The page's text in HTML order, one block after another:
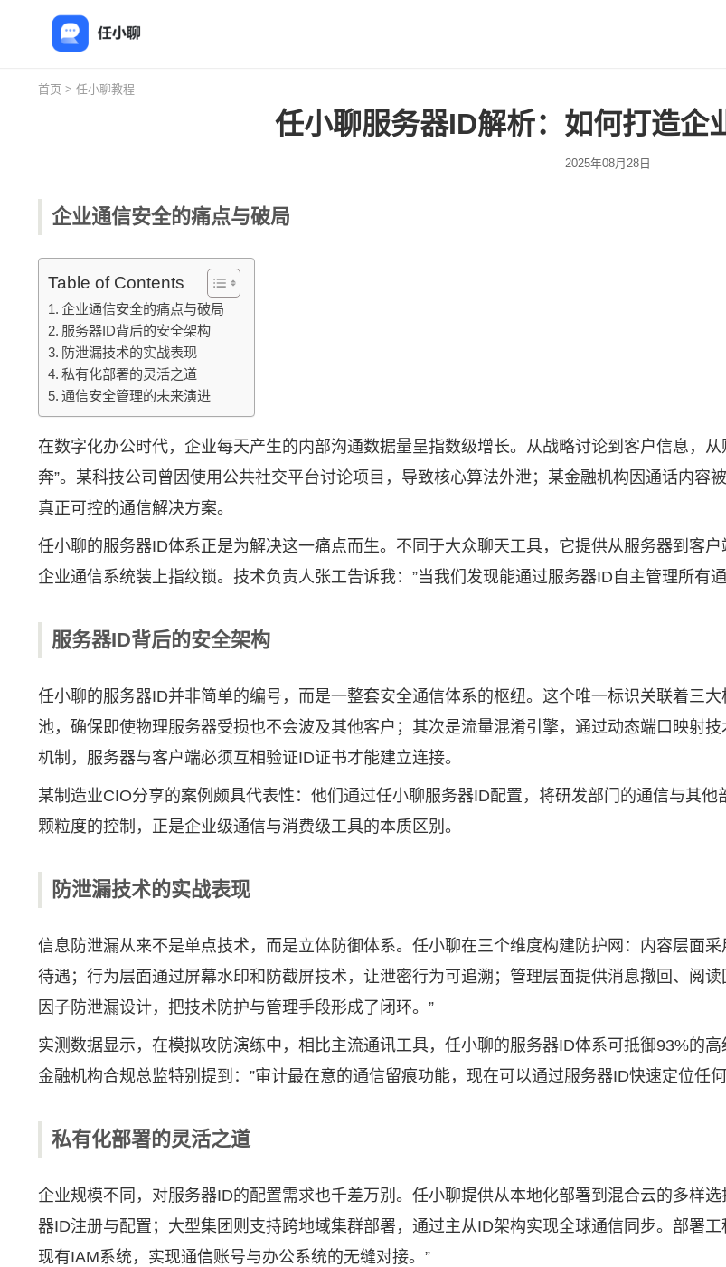
首页 > 任小聊教程
任小聊服务器ID解析：如何打造企
2025年08月28日
企业通信安全的痛点与破局
Table of Contents
企业通信安全的痛点与破局
服务器ID背后的安全架构
防泄漏技术的实战表现
私有化部署的灵活之道
通信安全管理的未来演进
在数字化办公时代，企业每天产生的内部沟通数据量呈指数级增长。从战略讨论到客户信息，
奔”。某科技公司曾因使用公共社交平台讨论项目，导致核心算法外泄；某金融机构因通话内容
真正可控的通信解决方案。
任小聊的服务器ID体系正是为解决这一痛点而生。不同于大众聊天工具，它提供从服务器到客
企业通信系统装上指纹锁。技术负责人张工告诉我：”当我们发现能通过服务器ID自主管理所有
服务器ID背后的安全架构
任小聊的服务器ID并非简单的编号，而是一整套安全通信体系的枢纽。这个唯一标识关联着三
池，确保即使物理服务器受损也不会波及其他客户；其次是流量混淆引擎，通过动态端口映射
机制，服务器与客户端必须互相验证ID证书才能建立连接。
某制造业CIO分享的案例颇具代表性：他们通过任小聊服务器ID配置，将研发部门的通信与其
颗粒度的控制，正是企业级通信与消费级工具的本质区别。
防泄漏技术的实战表现
信息防泄漏从来不是单点技术，而是立体防御体系。任小聊在三个维度构建防护网：内容层面
待遇；行为层面通过屏幕水印和防截屏技术，让泄密行为可追溯；管理层面提供消息撤回、阅
因子防泄漏设计，把技术防护与管理手段形成了闭环。”
实测数据显示，在模拟攻防演练中，相比主流通讯工具，任小聊的服务器ID体系可抵御93%的
金融机构合规总监特别提到：”审计最在意的通信留痕功能，现在可以通过服务器ID快速定位任
私有化部署的灵活之道
企业规模不同，对服务器ID的配置需求也千差万别。任小聊提供从本地化部署到混合云的多样
器ID注册与配置；大型集团则支持跨地域集群部署，通过主从ID架构实现全球通信同步。部署
现有IAM系统，实现通信账号与办公系统的无缝对接。”